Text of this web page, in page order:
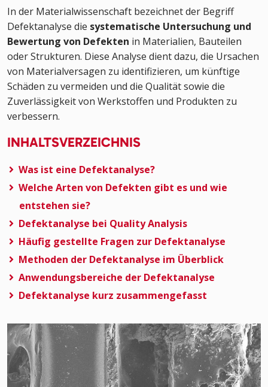
In der Materialwissenschaft bezeichnet der Begriff
Defektanalyse die systematische Untersuchung und
Bewertung von Defekten in Materialien, Bauteilen
oder Strukturen. Diese Analyse dient dazu, die Ursachen
von Materialversagen zu identifizieren, um künftige
Schäden zu vermeiden und die Qualität sowie die
Zuverlässigkeit von Werkstoffen und Produkten zu
verbessern.
INHALTSVERZEICHNIS
Was ist eine Defektanalyse?
Welche Arten von Defekten gibt es und wie
entstehen sie?
Defektanalyse bei Quality Analysis
Häufig gestellte Fragen zur Defektanalyse
Methoden der Defektanalyse im Überblick
Anwendungsbereiche der Defektanalyse
Defektanalyse kurz zusammengefasst